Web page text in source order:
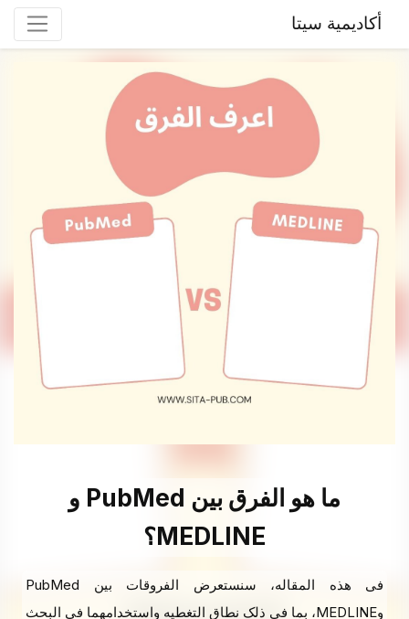
أكاديمية سيتا
ما هو الفرق بین PubMed و
MEDLINE؟
فی هذه المقاله، سنستعرض الفروقات بین PubMed
وMEDLINE، بما فی ذلک نطاق التغطیه واستخدامهما فی البحث